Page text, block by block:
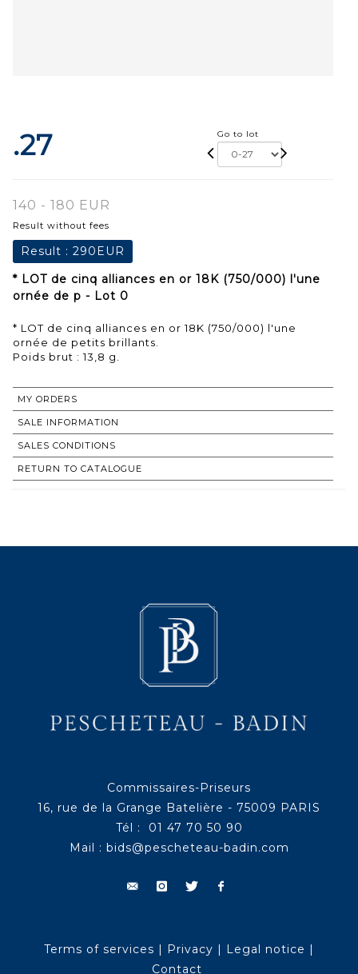
.27 Go to lot
140 - 180 EUR
Result without fees
Result : 290EUR
* LOT de cinq alliances en or 18K (750/000) l'une
ornée de p - Lot 0
* LOT de cinq alliances en or 18K (750/000) l'une
ornée de petits brillants.
Poids brut : 13,8 g.
MY ORDERS
SALE INFORMATION
SALES CONDITIONS
RETURN TO CATALOGUE
Commissaires-Priseurs
16, rue de la Grange Batelière - 75009 PARIS
Tél : 01 47 70 50 90
Mail : bids@pescheteau-badin.com
Terms of services | Privacy | Legal notice |
Contact